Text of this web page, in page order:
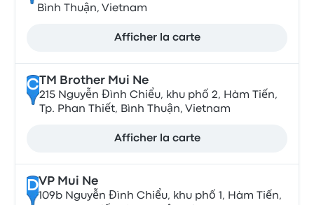
Bình Thuận, Vietnam
Afficher la carte
CTM Brother Mui Ne
215 Nguyễn Đình Chiểu, khu phố 2, Hàm Tiến,
Tp. Phan Thiết, Bình Thuận, Vietnam
Afficher la carte
DVP Mui Ne
109b Nguyễn Đình Chiểu, khu phố 1, Hàm Tiến,